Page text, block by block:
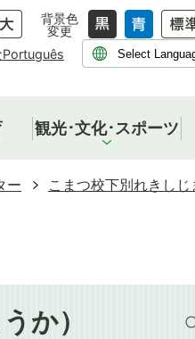
背景色
変更
Português
観光･文化･スポーツ
ー
こまつ校下別れきしじ
か）